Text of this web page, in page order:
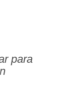
para